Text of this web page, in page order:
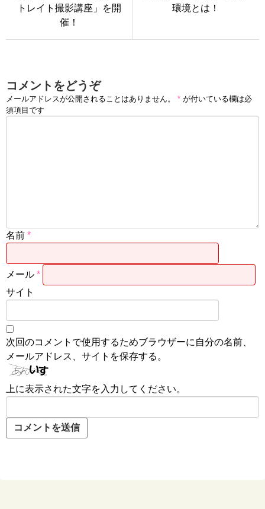
トレイト撮影講座」を開
催！
環境とは！
コメントをどうぞ
メールアドレスが公開されることはありません。 * が付いている欄は必
須項目です
名前 *
メール *
サイト
次回のコメントで使用するためブラウザーに自分の名前、
メールアドレス、サイトを保存する。
上に表示された文字を入力してください。